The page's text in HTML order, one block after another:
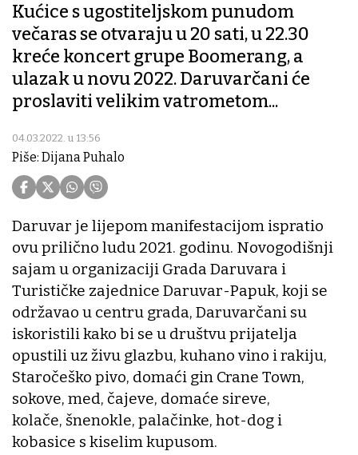
Kućice s ugostiteljskom punudom
večaras se otvaraju u 20 sati, u 22.30
kreće koncert grupe Boomerang, a
ulazak u novu 2022. Daruvarčani će
proslaviti velikim vatrometom...
04.03.2022. u 13:56
Piše: Dijana Puhalo
Daruvar je lijepom manifestacijom ispratio
ovu prilično ludu 2021. godinu. Novogodišnji
sajam u organizaciji Grada Daruvara i
Turističke zajednice Daruvar-Papuk, koji se
održavao u centru grada, Daruvarčani su
iskoristili kako bi se u društvu prijatelja
opustili uz živu glazbu, kuhano vino i rakiju,
Staročeško pivo, domaći gin Crane Town,
sokove, med, čajeve, domaće sireve,
kolače, šnenokle, palačinke, hot-dog i
kobasice s kiselim kupusom.